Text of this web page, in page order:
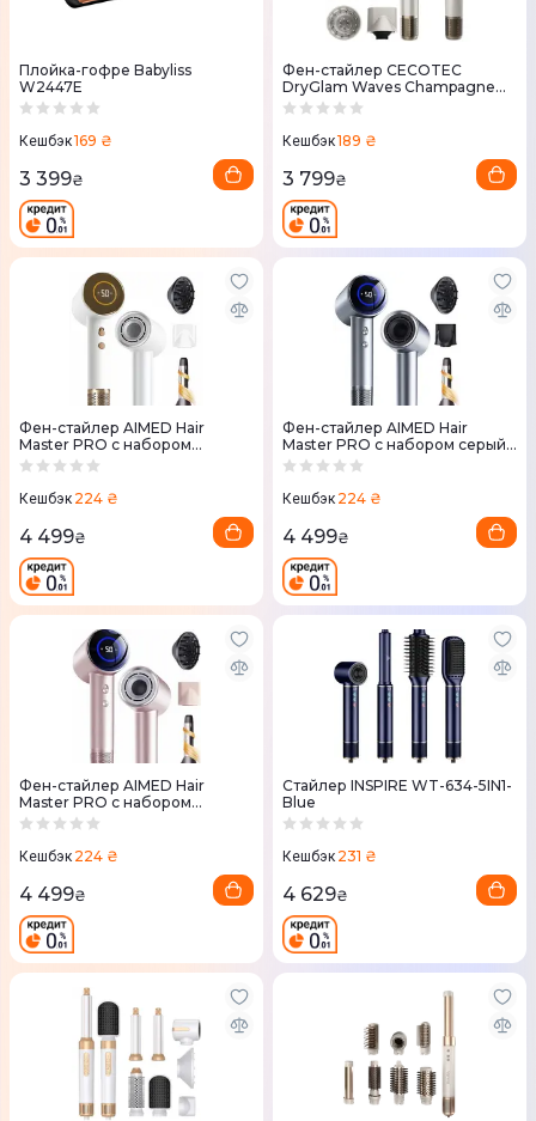
Плойка-гофре Babyliss
W2447E
Кешбэк169 ₴
3 399₴
Фен-стайлер CECOTEC
DryGlam Waves Champagne
4in1 A01_EU01_103715
Кешбэк189 ₴
3 799₴
Фен-стайлер AIMED Hair
Master PRO с набором
насадок Белый
Кешбэк 224 ₴
4 499₴
Фен-стайлер AIMED Hair
Master PRO с набором серый
насадок
Кешбэк 224 ₴
4 499₴
Фен-стайлер AIMED Hair
Master PRO с набором
насадок
Кешбэк 224 ₴
4 499₴
Стайлер INSPIRE WT-634-5IN1-
Blue
Кешбэк 231 ₴
4 629₴